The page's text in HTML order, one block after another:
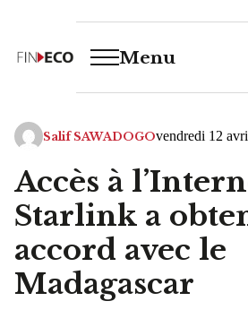
Menu
Salif SAWADOGOvendredi 12
Accès à
Starlink a
accord avec le
Madagascar